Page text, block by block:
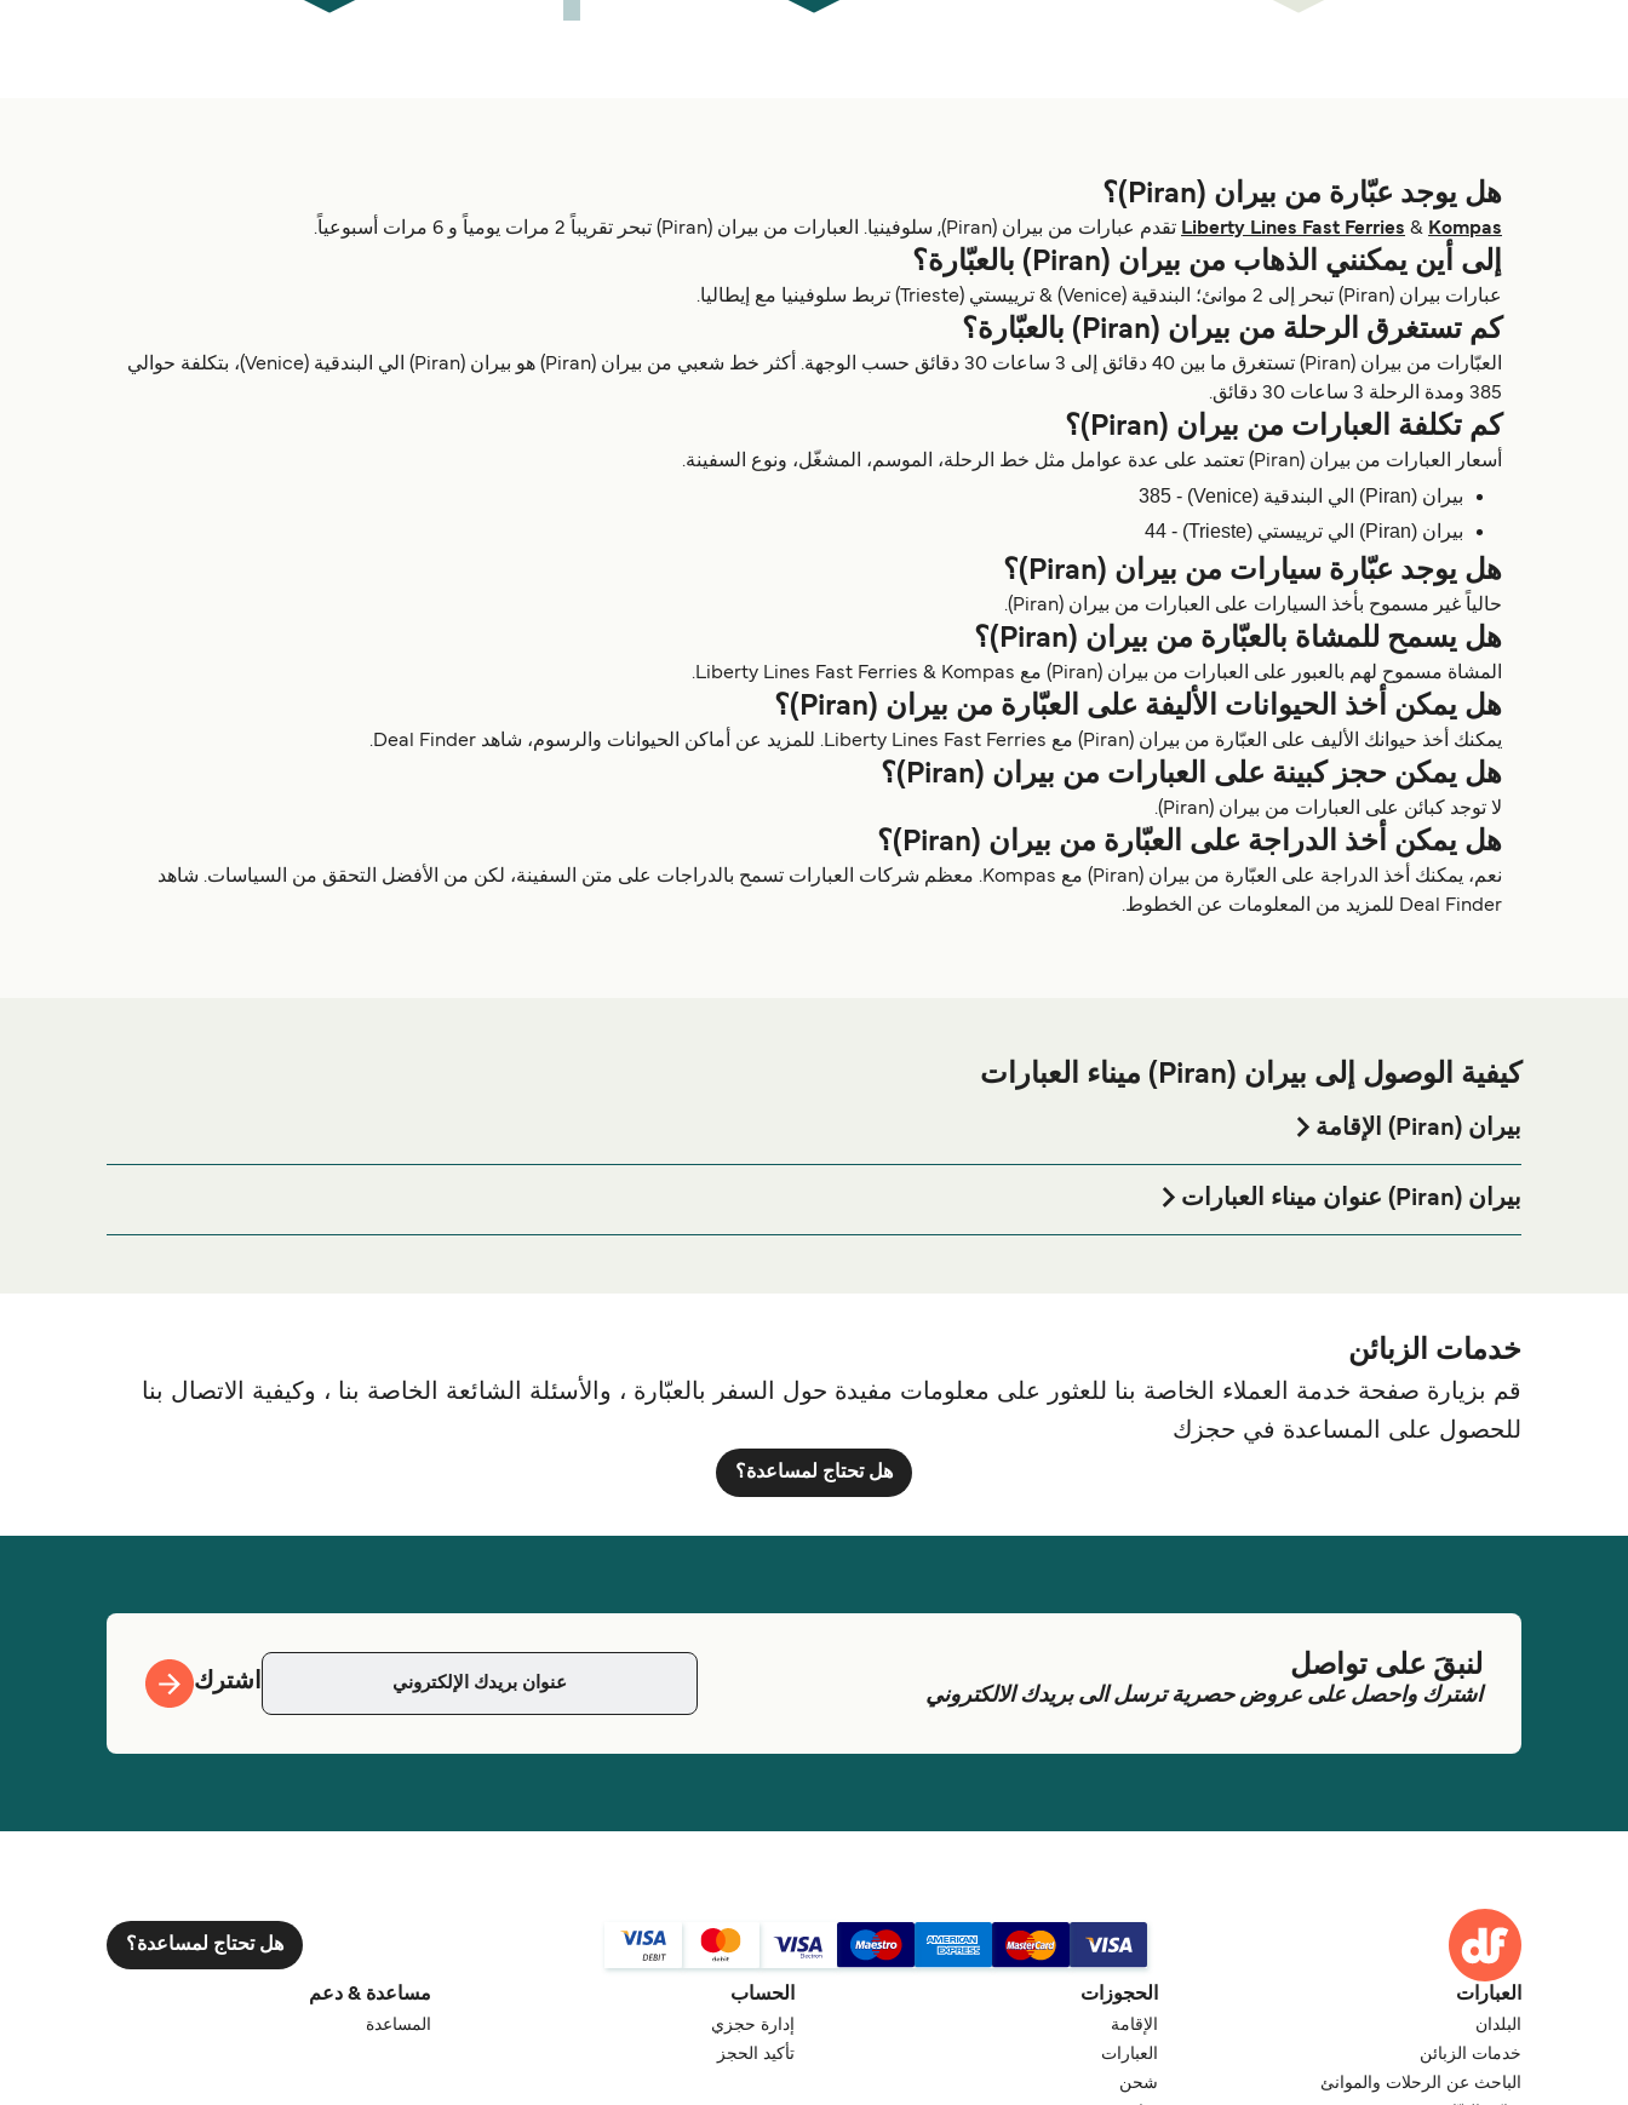
هل يوجد عبّارة من بيران (Piran)؟
Liberty Lines Fast Ferries & Kompas تقدم عبارات من بيران (Piran), سلوفينيا. العبارات من بيران (Piran) تبحر تقريباً 2 مرات يومياً و 6 مرات أسبوعياً.
إلى أين يمكنني الذهاب من بيران (Piran) بالعبّارة؟
عبارات بيران (Piran) تبحر إلى 2 موانئ؛ البندقية (Venice) & ترييستي (Trieste) تربط سلوفينيا مع إيطاليا.
كم تستغرق الرحلة من بيران (Piran) بالعبّارة؟
العبّارات من بيران (Piran) تستغرق ما بين 40 دقائق إلى 3 ساعات 30 دقائق حسب الوجهة. أكثر خط شعبي من بيران (Piran) هو بيران (Piran) الي البندقية (Venice)، بتكلفة حوالي
385 ومدة الرحلة 3 ساعات 30 دقائق.
كم تكلفة العبارات من بيران (Piran)؟
أسعار العبارات من بيران (Piran) تعتمد على عدة عوامل مثل خط الرحلة، الموسم، المشغّل، ونوع السفينة.
بيران (Piran) الي البندقية (Venice) - 385
بيران (Piran) الي ترييستي (Trieste) - 44
هل يوجد عبّارة سيارات من بيران (Piran)؟
حالياً غير مسموح بأخذ السيارات على العبارات من بيران (Piran).
هل يسمح للمشاة بالعبّارة من بيران (Piran)؟
المشاة مسموح لهم بالعبور على العبارات من بيران (Piran) مع Liberty Lines Fast Ferries & Kompas.
هل يمكن أخذ الحيوانات الأليفة على العبّارة من بيران (Piran)؟
يمكنك أخذ حيوانك الأليف على العبّارة من بيران (Piran) مع Liberty Lines Fast Ferries. للمزيد عن أماكن الحيوانات والرسوم، شاهد Deal Finder.
هل يمكن حجز كبينة على العبارات من بيران (Piran)؟
لا توجد كبائن على العبارات من بيران (Piran).
هل يمكن أخذ الدراجة على العبّارة من بيران (Piran)؟
نعم، يمكنك أخذ الدراجة على العبّارة من بيران (Piran) مع Kompas. معظم شركات العبارات تسمح بالدراجات على متن السفينة، لكن من الأفضل التحقق من السياسات. شاهد
Deal Finder للمزيد من المعلومات عن الخطوط.
كيفية الوصول إلى بيران (Piran) ميناء العبارات
بيران (Piran) الإقامة
بيران (Piran)
الإقامة
الصفحة للحصول على أفضل الأسعار للإقامة واحدة من أكبر الخيارات على الإنترنت!بيران (Piran) عنوان ميناء العبارات
خدمات الزبائن
قم بزيارة صفحة خدمة العملاء الخاصة بنا للعثور على معلومات مفيدة حول السفر بالعبّارة ، والأسئلة الشائعة الخاصة بنا ، وكيفية الاتصال بنا
للحصول على المساعدة في حجزك
هل تحتاج لمساعدة؟
لنبقَ على تواصل
اشترك واحصل على عروض حصرية ترسل الى بريدك الالكتروني اشترك
هل تحتاج لمساعدة؟
العبارات
البلدان
خدمات الزبائن
الباحث عن الرحلات والموانئ
الحجوزات
الإقامة
العبارات
شحن
الحساب
إدارة حجزي
تأكيد الحجز
مساعدة & دعم
المساعدة